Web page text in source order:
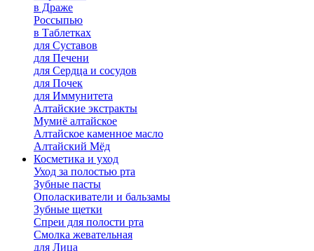
в Драже
Россыпью
в Таблетках
для Cуставов
для Печени
для Сердца и сосудов
для Почек
для Иммунитета
Алтайские экстракты
Мумиё алтайское
Алтайское каменное масло
Алтайский Мёд
Косметика и уход
Уход за полостью рта
Зубные пасты
Ополаскиватели и бальзамы
Зубные щетки
Спреи для полости рта
Смолка жевательная
для Лица